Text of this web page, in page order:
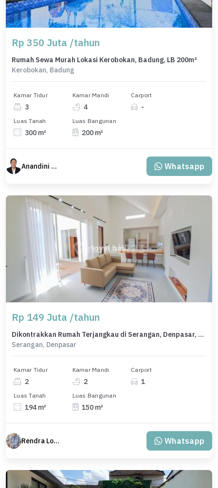
Rp 350 Juta /tahun
Rumah Sewa Murah Lokasi Kerobokan, Badung, LB 200m²
Kerobokan, Badung
Kamar Tidur
3
Kamar Mandi
4
Carport
-
Luas Tanah
300 m²
Luas Bangunan
200 m²
Anandini Property Whatsapp
Rp 149 Juta /tahun
Dikontrakkan Rumah Terjangkau di Serangan, Denpasar, LT 194m²
Serangan, Denpasar
Kamar Tidur
2
Kamar Mandi
2
Carport
1
Luas Tanah
194 m²
Luas Bangunan
150 m²
Rendra Loyal Whatsapp